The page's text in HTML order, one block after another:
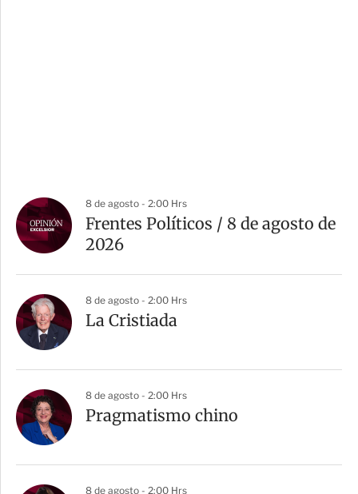
8 de agosto - 2:00 Hrs
Frentes Políticos / 8 de agosto de
2026
8 de agosto - 2:00 Hrs
La Cristiada
8 de agosto - 2:00 Hrs
Pragmatismo chino
8 de agosto - 2:00 Hrs